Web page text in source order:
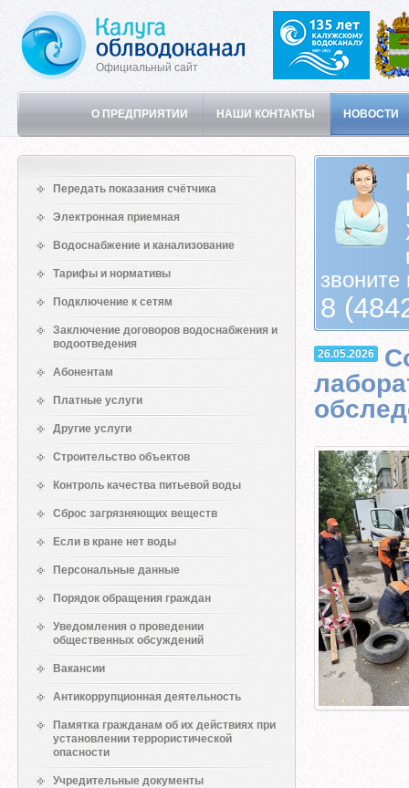
Официальный сайт
О ПРЕДПРИЯТИИ НАШИ КОНТАКТЫ НОВОСТИ
Передать показания счётчика
Электронная приемная
Водоснабжение и канализование
Тарифы и нормативы
Подключение к сетям
Заключение договоров водоснабжения и
водоотведения
Абонентам
Платные услуги
Другие услуги
Строительство объектов
Контроль качества питьевой воды
Сброс загрязняющих веществ
Если в кране нет воды
Персональные данные
Порядок обращения граждан
Уведомления о проведении
общественных обсуждений
Вакансии
Антикоррупционная деятельность
Памятка гражданам об их действиях при
установлении террористической
опасности
Учредительные документы
звоните
8
26.05.2026